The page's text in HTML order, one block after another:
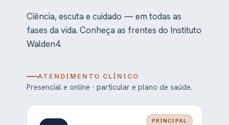
Ciência, escuta e cuidado — em todas as
fases da vida. Conheça as frentes do Instituto
Walden4.
ATENDIMENTO CLÍNICO
Presencial e online · particular e plano de saúde.
PRINCIPAL